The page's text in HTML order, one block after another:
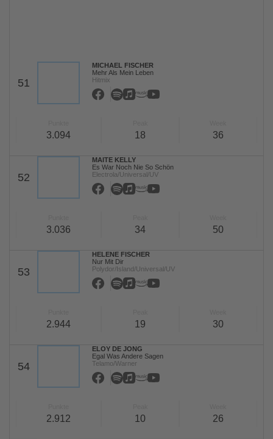
51
MICHAEL FISCHER
Mehr Als Mein Leben
Hitmix
3.094 18 36
52
MAITE KELLY
Es War Noch Nie So Schön
Electrola/Universal/UV
3.036 34 50
53
HELENE FISCHER
Nur Mit Dir
Polydor/Island/Universal/UV
2.944 19 30
54
ELOY DE JONG
Egal Was Andere Sagen
Telamo/Warner
2.912 10 26